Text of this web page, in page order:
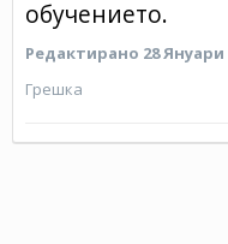
обучението.
Редактирано 28 Януари
Грешка